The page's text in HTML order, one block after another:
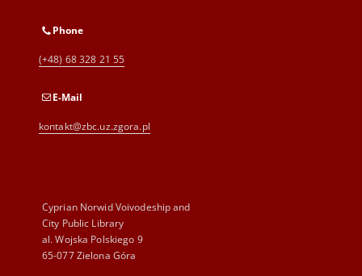
Phone
(+48) 68 328 21 55
E-Mail
kontakt@zbc.uz.zgora.pl
Cyprian Norwid Voivodeship and
City Public Library
al. Wojska Polskiego 9
65-077 Zielona Góra